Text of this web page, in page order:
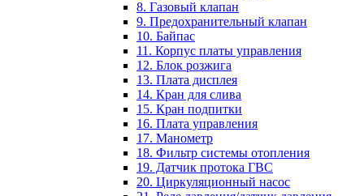
8. Газовый клапан
9. Предохранительный клапан
10. Байпас
11. Корпус платы управления
12. Блок розжига
13. Плата дисплея
14. Кран для слива
15. Кран подпитки
16. Плата управления
17. Манометр
18. Фильтр системы отопления
19. Датчик протока ГВС
20. Циркуляционный насос